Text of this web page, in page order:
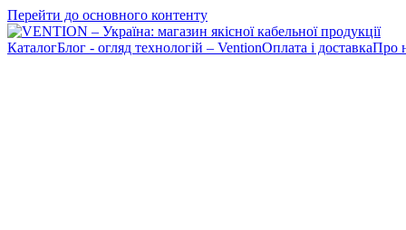
Перейти до основного контенту
КаталогБлог - огляд технологій – VentionОплата і доставкаПро